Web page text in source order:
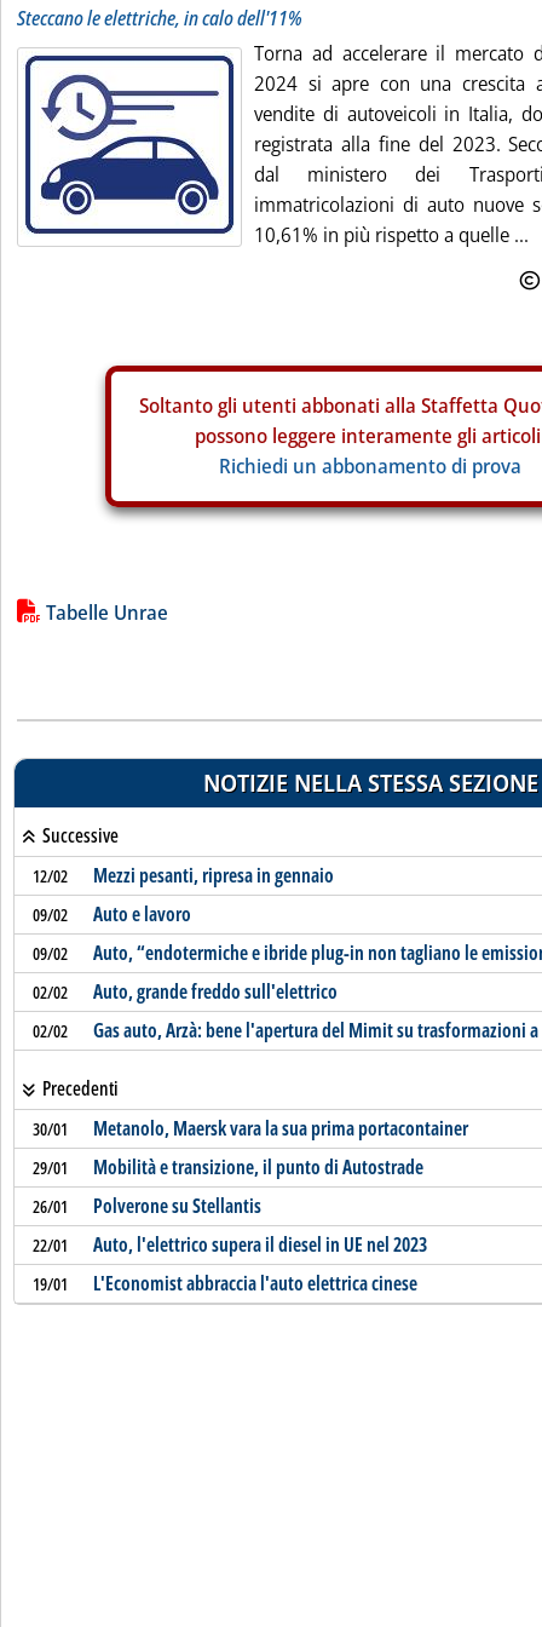
Steccano le elettriche, in calo dell'11%
Torna ad accelerare il mercato
2024 si apre con una crescita
vendite di autoveicoli in Italia,
registrata alla fine del 2023.
dal ministero dei
immatricolazioni di auto nuove
10,61% in più rispetto a quelle ...
Soltanto gli utenti abbonati alla Staffetta
possono leggere interamente gli
Richiedi un abbonamento di prova
Lista allegati PDF alla notizia
Tabelle Unrae
NOTIZIE NELLA STESSA SEZIONE
Successive
12/02 Mezzi pesanti, ripresa in gennaio
09/02 Auto e lavoro
09/02 Auto, “endotermiche e ibride plug-in non tagliano le
02/02 Auto, grande freddo sull'elettrico
02/02 Gas auto, Arzà: bene l'apertura del Mimit su trasformazioni
Precedenti
30/01 Metanolo, Maersk vara la sua prima portacontainer
29/01 Mobilità e transizione, il punto di Autostrade
26/01 Polverone su Stellantis
22/01 Auto, l'elettrico supera il diesel in UE nel 2023
19/01 L'Economist abbraccia l'auto elettrica cinese